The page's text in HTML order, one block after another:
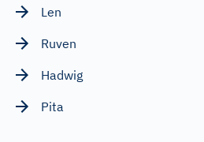
Len
Ruven
Hadwig
Pita